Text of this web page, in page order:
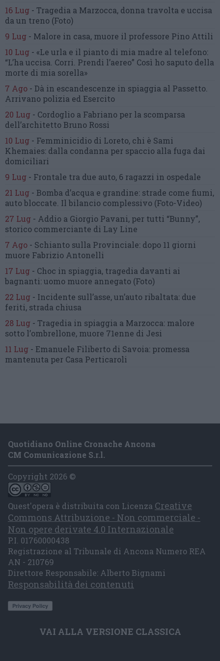
16 Lug - Tragedia a Marzocca, donna travolta e uccisa
da un treno (Foto)
9 Lug - Malore in casa, muore il professore Pino Attili
10 Lug - «Le urla e il pianto di mia madre al telefono:
“L’ha uccisa. Corri. Prendi l’aereo” Così ho saputo della
morte di mia sorella»
7 Ago - Dà in escandescenze in spiaggia al Passetto.
Arrivano polizia ed Esercito
20 Lug - Cordoglio a Fabriano per la scomparsa
dell’architetto Bruno Rossi
10 Lug - Femminicidio di Loreto, chi è Sami
Khemaies: dalla condanna per spaccio alla fuga dai
domiciliari
9 Lug - Frontale tra due auto, 6 ragazzi in ospedale
21 Lug - Bomba d’acqua e grandine: strade come fiumi,
auto bloccate. Il bilancio complessivo (Foto-Video)
27 Lug - Addio a Giorgio Pavani, per tutti “Bunny”,
storico commerciante di Lay Line
7 Ago - Schianto sulla Provinciale: dopo 11 giorni
muore Fabrizio Antonelli
17 Lug - Choc in spiaggia, tragedia davanti ai
bagnanti:uomo muore annegato (Foto)
22 Lug - Incidente sull’asse, un’auto ribaltata: due
feriti, strada chiusa
28 Lug - Tragedia in spiaggia a Marzocca: malore
sotto l’ombrellone, muore 71enne di Jesi
11 Lug - Emanuele Filiberto di Savoia: promessa
mantenuta per Casa Perticaroli
Quotidiano Online Cronache Ancona
CM Comunicazione S.r.l.
Copyright 2026 ©
Quest'opera è distribuita con Licenza Creative
Commons Attribuzione - Non commerciale -
Non opere derivate 4.0 Internazionale
P.I. 01760000438
Registrazione al Tribunale di Ancona Numero REA
AN - 210769
Direttore Responsabile: Alberto Bignami
Responsabilità dei contenuti
VAI ALLA VERSIONE CLASSICA